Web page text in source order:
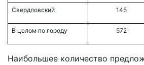
Свердловский 145
В целом по городу 572
Наибольшее количество